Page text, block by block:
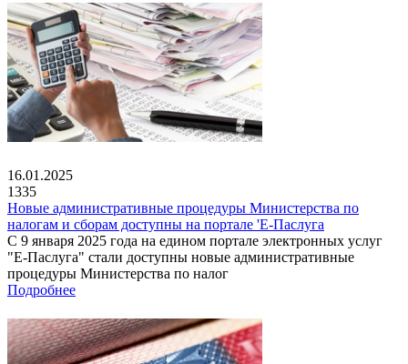
16.01.2025
1335
Новые административные процедуры Министерства по
налогам и сборам доступны на портале 'Е-Паслуга
С 9 января 2025 года на едином портале электронных услуг
"Е-Паслуга" стали доступны новые административные
процедуры Министерства по налог
Подробнее